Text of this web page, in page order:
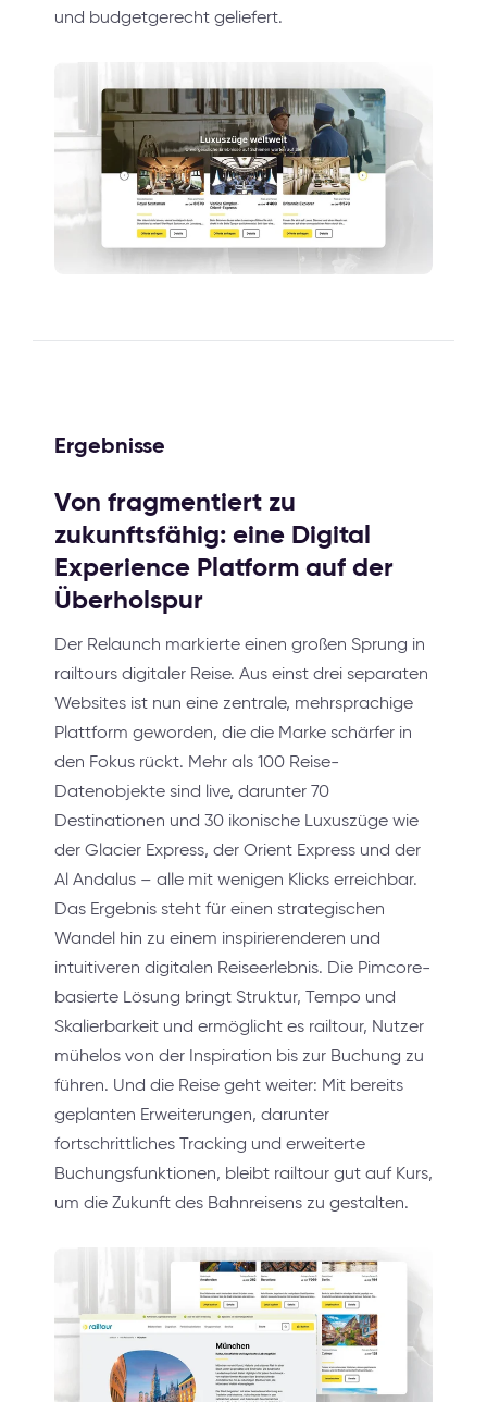
und budgetgerecht geliefert.
Ergebnisse
Von fragmentiert zu
zukunftsfähig: eine Digital
Experience Platform auf der
Überholspur
Der Relaunch markierte einen großen Sprung in
railtours digitaler Reise. Aus einst drei separaten
Websites ist nun eine zentrale, mehrsprachige
Plattform geworden, die die Marke schärfer in
den Fokus rückt. Mehr als 100 Reise-
Datenobjekte sind live, darunter 70
Destinationen und 30 ikonische Luxuszüge wie
der Glacier Express, der Orient Express und der
Al Andalus – alle mit wenigen Klicks erreichbar.
Das Ergebnis steht für einen strategischen
Wandel hin zu einem inspirierenderen und
intuitiveren digitalen Reiseerlebnis. Die Pimcore-
basierte Lösung bringt Struktur, Tempo und
Skalierbarkeit und ermöglicht es railtour, Nutzer
mühelos von der Inspiration bis zur Buchung zu
führen. Und die Reise geht weiter: Mit bereits
geplanten Erweiterungen, darunter
fortschrittliches Tracking und erweiterte
Buchungsfunktionen, bleibt railtour gut auf Kurs,
um die Zukunft des Bahnreisens zu gestalten.